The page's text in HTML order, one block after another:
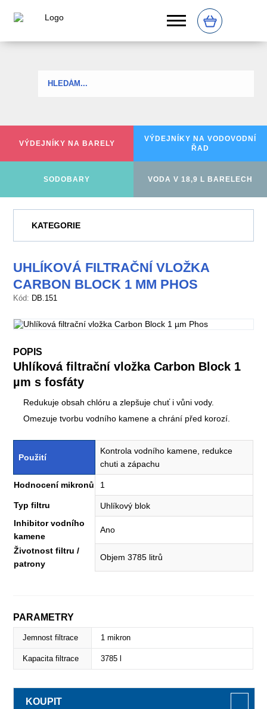
0
VÝDEJNÍKY NA BARELY
VÝDEJNÍKY NA VODOVODNÍ
ŘAD
SODOBARY VODA V 18,9 L BARELECH
KATEGORIE
UHLÍKOVÁ FILTRAČNÍ VLOŽKA
CARBON BLOCK 1 ΜM PHOS
Kód: DB.151
POPIS
Uhlíková filtrační vložka Carbon Block 1
µm s fosfáty
Redukuje obsah chlóru a zlepšuje chuť i vůni vody.
Omezuje tvorbu vodního kamene a chrání před korozí.
Použití
Kontrola vodního kamene, redukce
chuti a zápachu
Hodnocení mikronů 1
Typ filtru
Uhlíkový blok
Inhibitor vodního
kamene
Ano
Životnost filtru /
patrony
Objem 3785 litrů
PARAMETRY
Jemnost filtrace 1 mikron
Kapacita filtrace 3785 l
KOUPIT